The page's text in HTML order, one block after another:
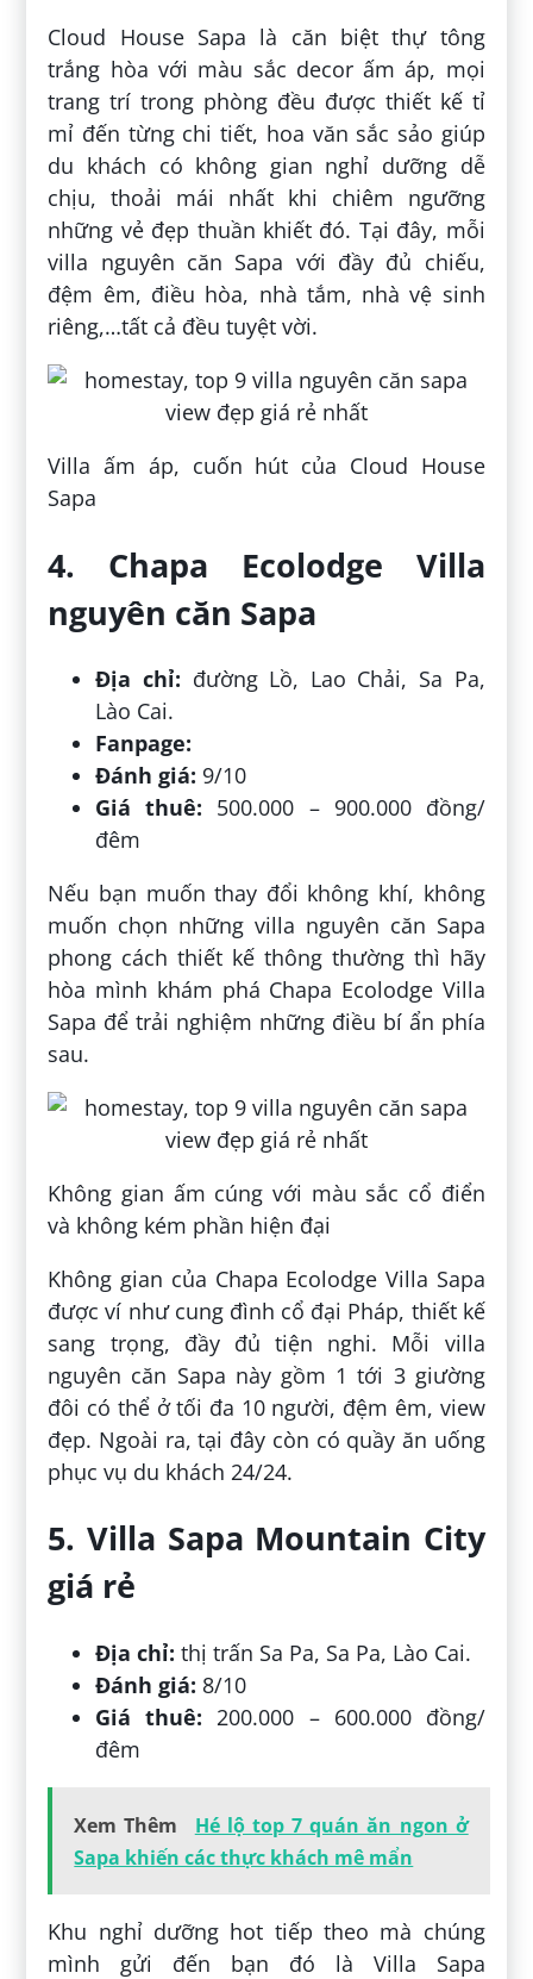
Cloud House Sapa là căn biệt thự tông
trắng hòa với màu sắc decor ấm áp, mọi
trang trí trong phòng đều được thiết kế tỉ
mỉ đến từng chi tiết, hoa văn sắc sảo giúp
du khách có không gian nghỉ dưỡng dễ
chịu, thoải mái nhất khi chiêm ngưỡng
những vẻ đẹp thuần khiết đó. Tại đây, mỗi
villa nguyên căn Sapa với đầy đủ chiếu,
đệm êm, điều hòa, nhà tắm, nhà vệ sinh
riêng,…tất cả đều tuyệt vời.
Villa ấm áp, cuốn hút của Cloud House
Sapa
4. Chapa Ecolodge Villa
nguyên căn Sapa
Địa chỉ: đường Lồ, Lao Chải, Sa Pa,
Lào Cai.
Fanpage:
Đánh giá: 9/10
Giá thuê: 500.000 – 900.000 đồng/
đêm
Nếu bạn muốn thay đổi không khí, không
muốn chọn những villa nguyên căn Sapa
phong cách thiết kế thông thường thì hãy
hòa mình khám phá Chapa Ecolodge Villa
Sapa để trải nghiệm những điều bí ẩn phía
sau.
Không gian ấm cúng với màu sắc cổ điển
và không kém phần hiện đại
Không gian của Chapa Ecolodge Villa Sapa
được ví như cung đình cổ đại Pháp, thiết kế
sang trọng, đầy đủ tiện nghi. Mỗi villa
nguyên căn Sapa này gồm 1 tới 3 giường
đôi có thể ở tối đa 10 người, đệm êm, view
đẹp. Ngoài ra, tại đây còn có quầy ăn uống
phục vụ du khách 24/24.
5. Villa Sapa Mountain City
giá rẻ
Địa chỉ: thị trấn Sa Pa, Sa Pa, Lào Cai.
Đánh giá: 8/10
Giá thuê: 200.000 – 600.000 đồng/
đêm
Xem Thêm
Hé lộ top 7 quán ăn ngon ở
Sapa khiến các thực khách mê mẩn
Khu nghỉ dưỡng hot tiếp theo mà chúng
mình gửi đến bạn đó là Villa Sapa